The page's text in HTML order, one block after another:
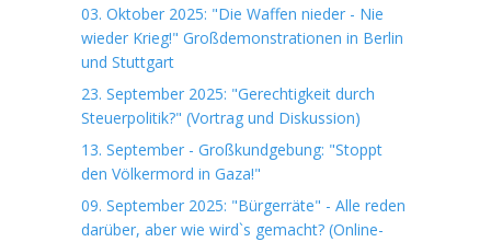
03. Oktober 2025: "Die Waffen nieder - Nie
wieder Krieg!" Großdemonstrationen in Berlin
und Stuttgart
23. September 2025: "Gerechtigkeit durch
Steuerpolitik?" (Vortrag und Diskussion)
13. September - Großkundgebung: "Stoppt
den Völkermord in Gaza!"
09. September 2025: "Bürgerräte" - Alle reden
darüber, aber wie wird`s gemacht? (Online-